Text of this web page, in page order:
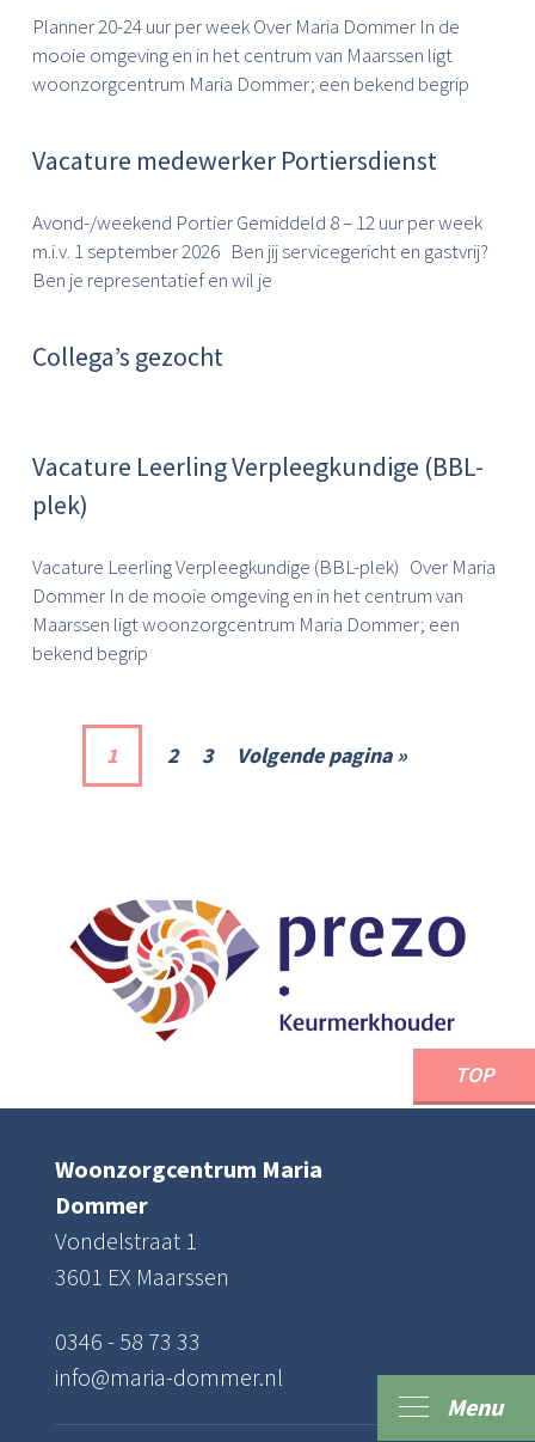
Planner 20-24 uur per week Over Maria Dommer In de
mooie omgeving en in het centrum van Maarssen ligt
woonzorgcentrum Maria Dommer; een bekend begrip
Vacature medewerker Portiersdienst
Avond-/weekend Portier Gemiddeld 8 – 12 uur per week
m.i.v. 1 september 2026 Ben jij servicegericht en gastvrij?
Ben je representatief en wil je
Collega’s gezocht
Vacature Leerling Verpleegkundige (BBL-
plek)
Vacature Leerling Verpleegkundige (BBL-plek) Over Maria
Dommer In de mooie omgeving en in het centrum van
Maarssen ligt woonzorgcentrum Maria Dommer; een
bekend begrip
1 2 3 Volgende pagina »
TOP
Woonzorgcentrum Maria
Dommer
Vondelstraat 1
3601 EX Maarssen
0346 - 58 73 33
info@maria-dommer.nl
Menu